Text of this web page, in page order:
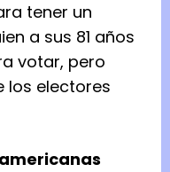
tener un
a sus 81 años
votar, pero
los electores